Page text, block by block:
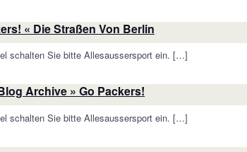
« Die Straßen Von Berlin
schalten Sie bitte Allesaussersport ein. […]
Archive » Go Packers!
schalten Sie bitte Allesaussersport ein. […]